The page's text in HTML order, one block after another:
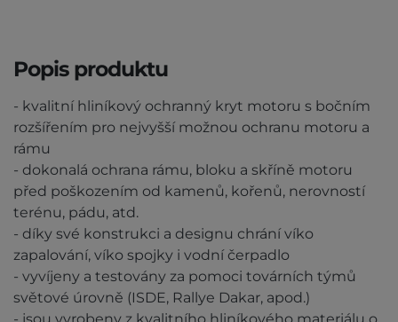
Popis produktu
- kvalitní hliníkový ochranný kryt motoru s bočním
rozšířením pro nejvyšší možnou ochranu motoru a
rámu
- dokonalá ochrana rámu, bloku a skříně motoru
před poškozením od kamenů, kořenů, nerovností
terénu, pádu, atd.
- díky své konstrukci a designu chrání víko
zapalování, víko spojky i vodní čerpadlo
- vyvíjeny a testovány za pomoci továrních týmů
světové úrovně (ISDE, Rallye Dakar, apod.)
- jsou vyrobeny z kvalitního hliníkového materiálu o